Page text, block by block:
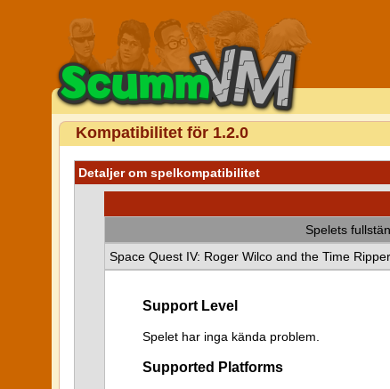
Kompatibilitet för 1.2.0
Detaljer om spelkompatibilitet
Spelets
Space Quest IV: Roger Wilco and the Time
Support Level
Spelet har inga kända problem.
Supported Platforms